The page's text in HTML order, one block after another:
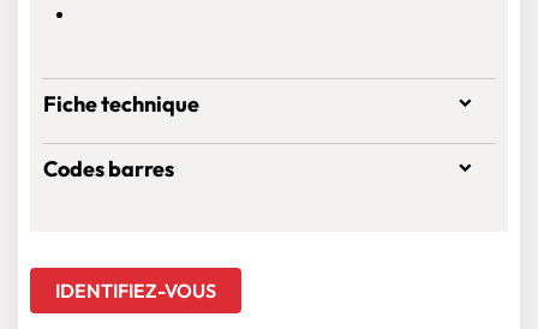
Fiche technique
Codes barres
IDENTIFIEZ-VOUS